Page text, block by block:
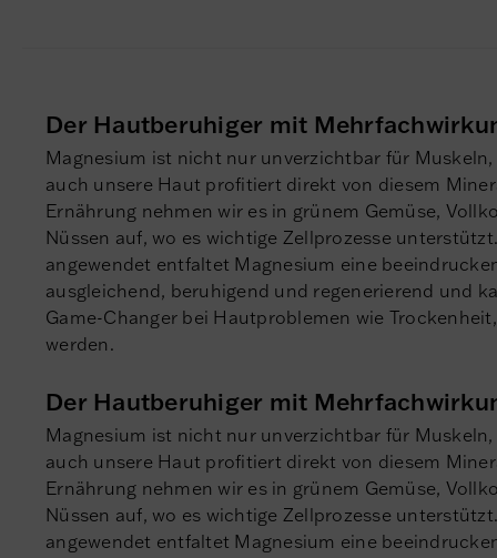
Der Hautberuhiger mit
Magnesium ist nicht nur unverzichtbar für
auch unsere Haut profitiert direkt von diesem
Ernährung nehmen wir es in grünem Gemüse,
Nüssen auf, wo es wichtige Zellprozesse
angewendet entfaltet Magnesium eine
ausgleichend, beruhigend und regenerierend und
Game-Changer bei Hautproblemen wie
werden.
Der Hautberuhiger mit
Magnesium ist nicht nur unverzichtbar für
auch unsere Haut profitiert direkt von diesem
Ernährung nehmen wir es in grünem Gemüse,
Nüssen auf, wo es wichtige Zellprozesse
angewendet entfaltet Magnesium eine